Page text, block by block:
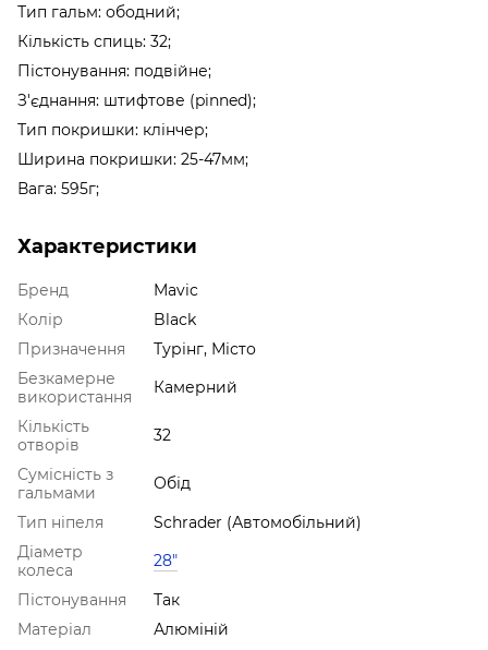
Тип гальм: ободний;
Кількість спиць: 32;
Пістонування: подвійне;
З'єднання: штифтове (pinned);
Тип покришки: клінчер;
Ширина покришки: 25-47мм;
Вага: 595г;
Характеристики
Бренд
Mavic
Колір
Black
Призначення
Турінг, Місто
Безкамерне
використання
Камерний
Кількість
отворів
32
Сумісність з
гальмами
Обід
Тип ніпеля
Schrader (Автомобільний)
Діаметр
колеса
28"
Пістонування
Так
Матеріал
Алюміній